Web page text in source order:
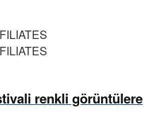
renkli görüntülere